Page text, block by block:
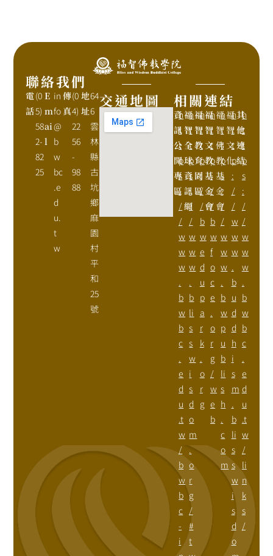
聯絡我們
電
話
(0
5)
58
2-
82
25
E
m
ai
l
in
fo
@
b
w
bc
.e
d
u.
t
w
傳
真
(0
4)
22
56
-
98
88
地
址
64
6
雲
林
縣
古
坑
鄉
麻
園
村
平
和
25
號
交通地圖 相關連結
資
訊
公
開
專
區
h
t
t
p
s
:
/
/
w
w
w
.
b
w
b
c
.
e
d
u
.t
w
/
b
w
b
c
-
i
福
智
全
球
資
訊
網
h
t
t
p
s
:
/
/
w
w
w
.
b
li
s
s
w
i
s
d
o
m
.
o
r
g
/
#
t
福
智
教
育
園
區
h
t
t
p
:
/
/
b
w
e
d
u
p
a
r
k
.
o
r
g
福
智
文
教
基
金
會
h
t
t
p
:
/
/
b
w
f
o
c
e
.
o
r
g
/
w
e
b
福
智
佛
教
基
金
會
h
t
t
p
s
:
/
/
w
w
w
.
b
w
p
u
b
li
s
h
.
c
o
m
福
智
文
化
h
t
t
p
:
/
/
w
w
w
.
b
u
d
d
h
i
s
m
.
b
li
s
s
w
i
s
d
o
其
他
連
結
h
t
t
p
s
:
/
/
w
w
w
.
b
w
b
c
.
e
d
u
.t
w
/
li
n
k
s
/